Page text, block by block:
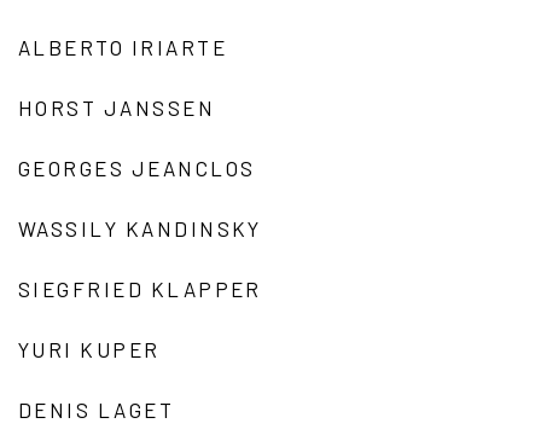
ALBERTO IRIARTE
HORST JANSSEN
GEORGES JEANCLOS
WASSILY KANDINSKY
SIEGFRIED KLAPPER
YURI KUPER
DENIS LAGET